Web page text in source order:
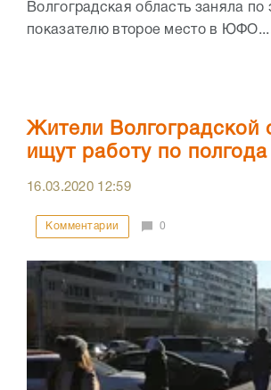
Волгоградская область заняла по
показателю второе место в
Жители Волгоградской
ищут работу по полгода
16.03.2020 12:59
Комментарии 0